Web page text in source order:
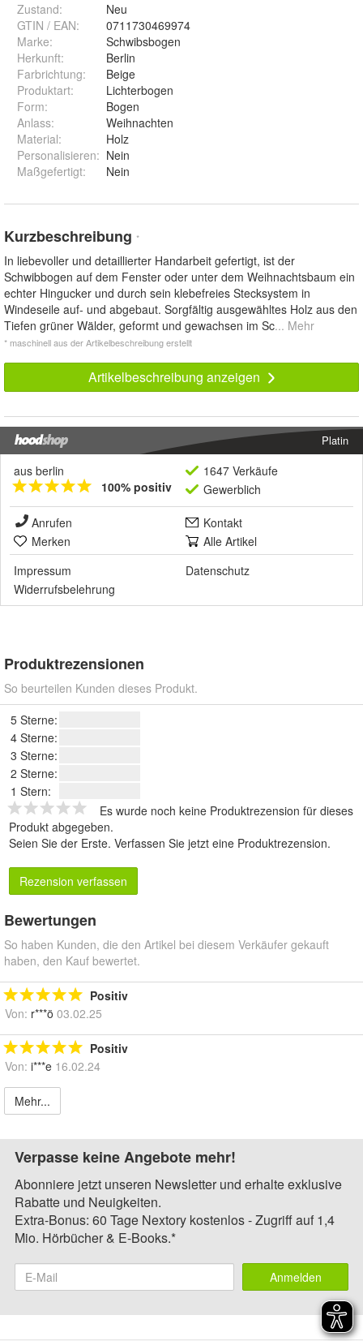
Zustand:
Neu
GTIN / EAN:
0711730469974
Marke:
Schwibsbogen
Herkunft:
Berlin
Farbrichtung:
Beige
Produktart:
Lichterbogen
Form:
Bogen
Anlass:
Weihnachten
Material:
Holz
Personalisieren: Nein
Maßgefertigt: Nein
Kurzbeschreibung *
In liebevoller und detaillierter Handarbeit gefertigt, ist der
Schwibbogen auf dem Fenster oder unter dem Weihnachtsbaum ein
echter Hingucker und durch sein klebefreies Stecksystem in
Windeseile auf- und abgebaut. Sorgfältig ausgewähltes Holz aus den
Tiefen grüner Wälder, geformt und gewachsen im Sc... Mehr
* maschinell aus der Artikelbeschreibung erstellt
Artikelbeschreibung anzeigen
Platin
aus berlin
100% positiv
1647 Verkäufe
Gewerblich
Anrufen
Kontakt
Merken
Alle Artikel
Impressum
Datenschutz
Widerrufsbelehrung
Produktrezensionen
So beurteilen Kunden dieses Produkt.
5 Sterne:
4 Sterne:
3 Sterne:
2 Sterne:
1 Stern:
Es wurde noch keine Produktrezension für dieses
Produkt abgegeben.
Seien Sie der Erste. Verfassen Sie jetzt eine Produktrezension.
Rezension verfassen
Bewertungen
So haben Kunden, die den Artikel bei diesem Verkäufer gekauft
haben, den Kauf bewertet.
Positiv
Von: r***ö 03.02.25
Positiv
Von: i***e 16.02.24
Mehr...
Verpasse keine Angebote mehr!
Abonniere jetzt unseren Newsletter und erhalte exklusive
Rabatte und Neuigkeiten.
Extra-Bonus: 60 Tage Nextory kostenlos - Zugriff auf 1,4
Mio. Hörbücher & E-Books.*
Anmelden